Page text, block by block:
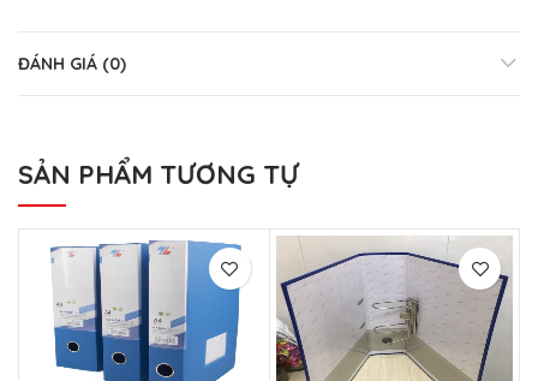
ĐÁNH GIÁ (0)
SẢN PHẨM TƯƠNG TỰ